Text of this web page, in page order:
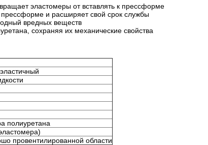
эластомеры от вставлять к прессформе
и расширяет свой срок службы
вредных веществ
сохраняя их механические свойства
полиуретана
провентилированной области